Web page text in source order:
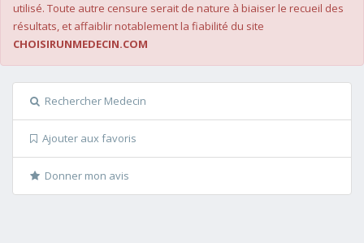
utilisé. Toute autre censure serait de nature à biaiser le recueil des
résultats, et affaiblir notablement la fiabilité du site
CHOISIRUNMEDECIN.COM
Rechercher Medecin
Ajouter aux favoris
Donner mon avis